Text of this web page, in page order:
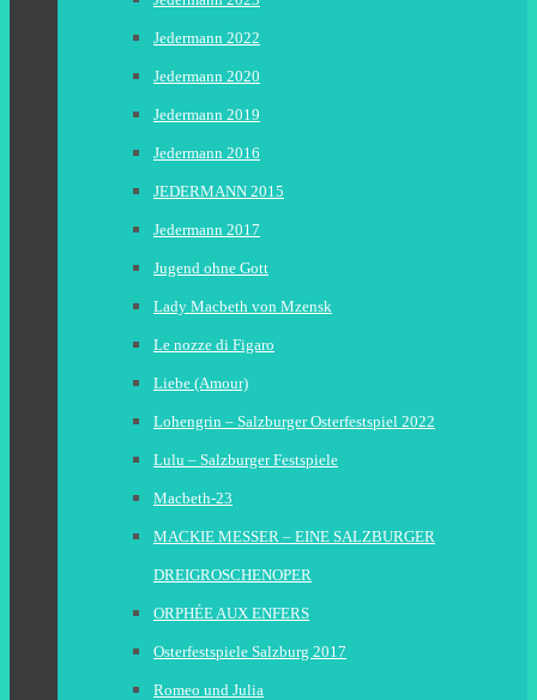
Jedermann 2022
Jedermann 2020
Jedermann 2019
Jedermann 2016
JEDERMANN 2015
Jedermann 2017
Jugend ohne Gott
Lady Macbeth von Mzensk
Le nozze di Figaro
Liebe (Amour)
Lohengrin – Salzburger Osterfestspiel 2022
Lulu – Salzburger Festspiele
Macbeth-23
MACKIE MESSER – EINE SALZBURGER
DREIGROSCHENOPER
ORPHÉE AUX ENFERS
Osterfestspiele Salzburg 2017
Romeo und Julia